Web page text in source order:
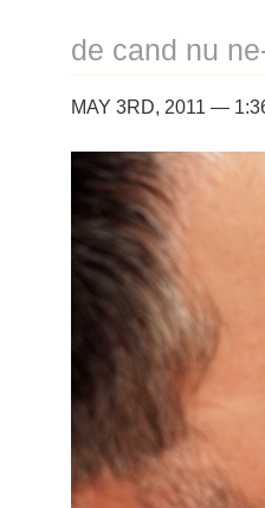
de cand nu
MAY 3RD, 2011 —